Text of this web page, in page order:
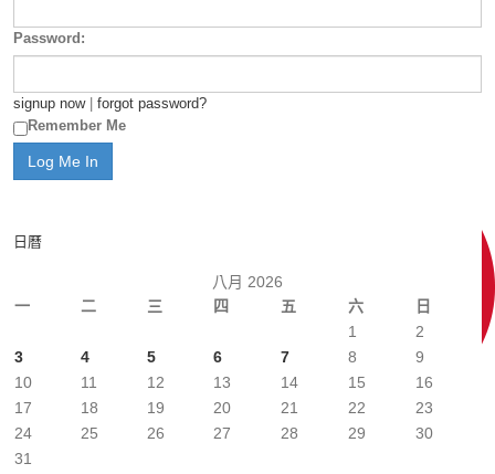
Password:
signup now| forgot password?
Remember Me
日曆
八月 2026
一
二 三 四 五 六 日
1
2
3
4 5 6 7 8
9
10
11 12 13 14 15
16
17
18 19 20 21 22
23
24
25 26 27 28 29
30
31